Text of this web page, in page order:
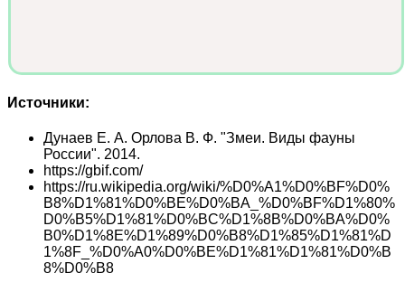
Источники:
Дунаев Е. А. Орлова В. Ф. "Змеи. Виды фауны
России". 2014.
https://gbif.com/
https://ru.wikipedia.org/wiki/%D0%A1%D0%BF%D0%
B8%D1%81%D0%BE%D0%BA_%D0%BF%D1%80%
D0%B5%D1%81%D0%BC%D1%8B%D0%BA%D0%
B0%D1%8E%D1%89%D0%B8%D1%85%D1%81%D
1%8F_%D0%A0%D0%BE%D1%81%D1%81%D0%B
8%D0%B8